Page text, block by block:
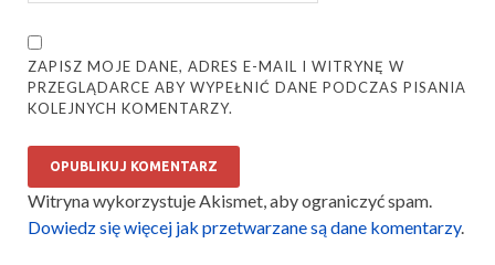
ZAPISZ MOJE DANE, ADRES E-MAIL I WITRYNĘ W
PRZEGLĄDARCE ABY WYPEŁNIĆ DANE PODCZAS PISANIA
KOLEJNYCH KOMENTARZY.
Witryna wykorzystuje Akismet, aby ograniczyć spam.
Dowiedz się więcej jak przetwarzane są dane komentarzy.